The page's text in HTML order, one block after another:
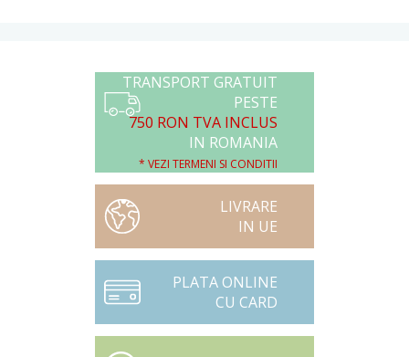
TRANSPORT GRATUIT
PESTE
750 RON TVA INCLUS
IN ROMANIA
* VEZI TERMENI SI CONDITII
LIVRARE
IN UE
PLATA ONLINE
CU CARD